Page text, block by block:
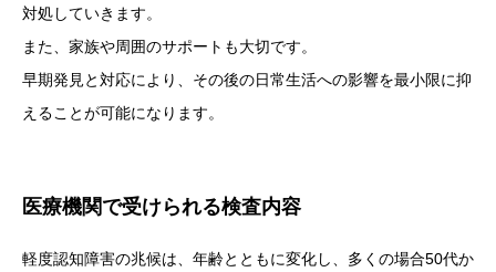
対処していきます。
また、家族や周囲のサポートも大切です。
早期発見と対応により、その後の日常生活への影響を最小限に抑
えることが可能になります。
医療機関で受けられる検査内容
軽度認知障害の兆候は、年齢とともに変化し、多くの場合50代か